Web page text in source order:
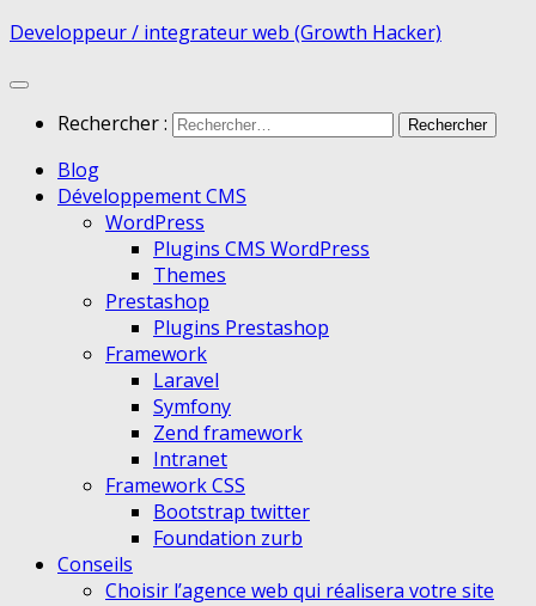
Developpeur / integrateur web (Growth Hacker)
Rechercher :
Blog
Développement CMS
WordPress
Plugins CMS WordPress
Themes
Prestashop
Plugins Prestashop
Framework
Laravel
Symfony
Zend framework
Intranet
Framework CSS
Bootstrap twitter
Foundation zurb
Conseils
Choisir l’agence web qui réalisera votre site